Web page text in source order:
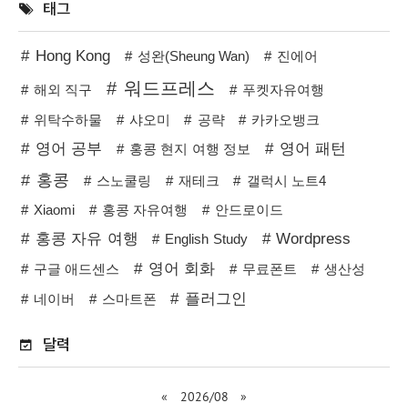
태그
Hong Kong 성완(Sheung Wan) 진에어
해외 직구 워드프레스
푸켓자유여행
위탁수하물
샤오미 공략 카카오뱅크
영어 공부 홍콩 현지 여행 정보 영어 패턴
홍콩 스노쿨링 재테크
갤럭시 노트4
Xiaomi
홍콩 자유여행 안드로이드
홍콩 자유 여행 English Study Wordpress
구글 애드센스 영어 회화 무료폰트
생산성
네이버
스마트폰 플러그인
달력
« 2026/08 »